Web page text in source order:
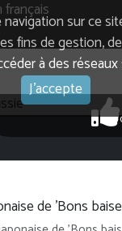
sur ce
fins de gestion,
à des réseaux
J'accepte